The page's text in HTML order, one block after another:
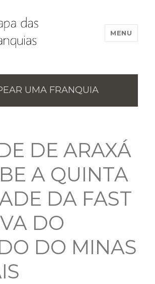
MENU
UMA FRANQUIA
DE ARAXÁ
A QUINTA
DA FAST
DO
DO MINAS